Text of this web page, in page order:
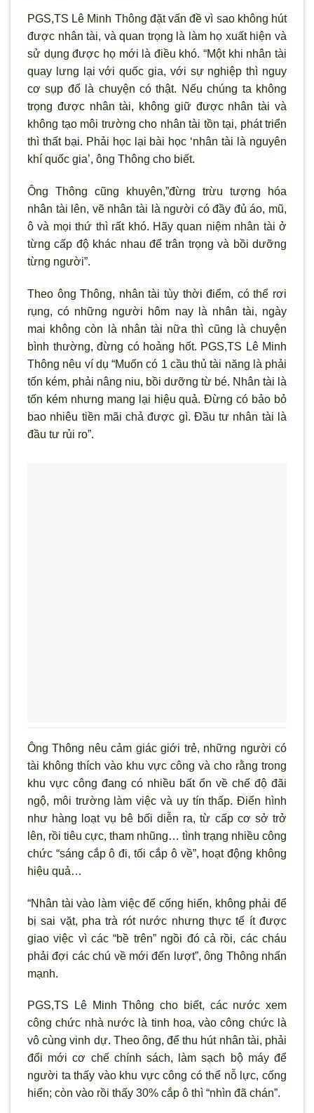
PGS,TS Lê Minh Thông đặt vấn đề vì sao không hút
được nhân tài, và quan trọng là làm họ xuất hiện và
sử dụng được họ mới là điều khó. “Một khi nhân tài
quay l ưng lại với quốc gia, với sự nghiệp thì nguy
cơ sụp đổ là chuyện có thật. Nếu chúng ta không
trọng được nhân tài, không giữ được nhân tài và
không tạo môi trường cho nhân tài tồn tại, phát triển
thì thất bại. Phải học lại bài học ‘nhân tài là nguyên
khí quốc gia’, ông Thông cho biết.
Ông Thông cũng khuyên,”đừng trừu tượng hóa
nhân tài lên, vẽ nhân tài là người có đầy đủ áo, mũ,
ô và mọi thứ thì rất khó. Hãy quan niệm nhân tài ở
từng cấp độ khác nhau để trân trọng và bồi dưỡng
từng người”.
Theo ông Thông, nhân tài tùy thời điểm, có thể rơi
rụng, có những người hôm nay là nhân tài, ngày
mai không còn là nhân tài nữa thì cũng là chuyện
bình thường, đừng có hoảng hốt. PGS,TS Lê Minh
Thông nêu ví dụ “Muốn có 1 cầu thủ tài năng là phải
tốn kém, phải nâng niu, bồi dưỡng từ bé. Nhân tài là
tốn kém nhưng mang lại hiệu quả. Đừng có bảo bỏ
bao nhiêu tiền mãi chả được gì. Đầu tư nhân tài là
đầu tư rủi ro”.
Ông Thông nêu cảm giác giới trẻ, những người có
tài không thích vào khu vực công và cho rằng trong
khu vực công đang có nhiều bất ổn về chế độ đãi
ngộ, môi trường làm việc và uy tín thấp. Điển hình
như hàng loạt vụ bê bối diễn ra, từ cấp cơ sở trở
lên, rồi tiêu cực, tham nhũng… tình trạng nhiều công
chức “sáng cắp ô đi, tối cắp ô về”, hoạt động không
hiệu quả…
“Nhân tài vào làm việc để cống hiến, không phải để
bị sai vặt, pha trà rót nước nhưng thực tế ít được
giao việc vì các “bề trên” ngồi đó cả rồi, các cháu
phải đợi các chú về mới đến lượt”, ông Thông nhấn
mạnh.
PGS,TS Lê Minh Thông cho biết, các nước xem
công chức nhà nước là tinh hoa, vào công chức là
vô cùng vinh dự. Theo ông, để thu hút nhân tài, phải
đổi mới cơ chế chính sách, làm sạch bộ máy để
người ta thấy vào khu vực công có thể nỗ lực, cống
hiến; còn vào rồi thấy 30% cắp ô thì “nhìn đã chán”.